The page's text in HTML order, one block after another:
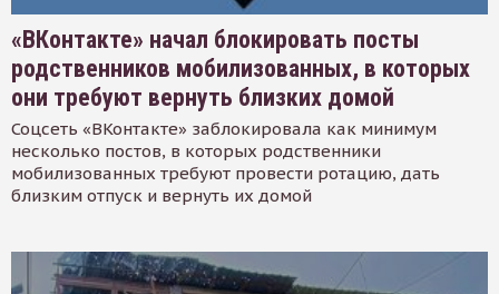
«ВКонтакте» начал блокировать посты
родственников мобилизованных, в которых
они требуют вернуть близких домой
Соцсеть «ВКонтакте» заблокировала как минимум
несколько постов, в которых родственники
мобилизованных требуют провести ротацию, дать
близким отпуск и вернуть их домой